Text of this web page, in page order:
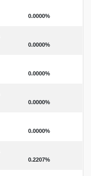
0.0000%
0.0000%
0.0000%
0.0000%
0.0000%
0.2207%